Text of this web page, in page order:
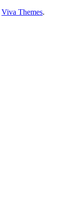
Viva Themes.